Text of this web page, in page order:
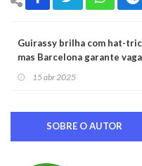
Guirassy brilha com hat-
mas Barcelona garante vaga
15 abr 2025
SOBRE O AUTOR